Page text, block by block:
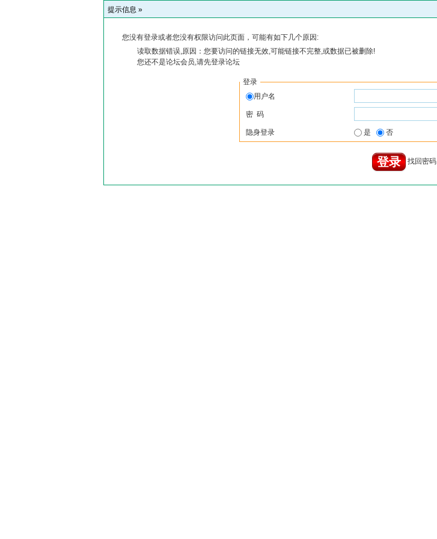
提示信息 »
您没有登录或者您没有权限访问此页面，可能有如下几个原因:
读取数据错误,原因：您要访问的链接无效,可能链接不完整,或数据已被删除!
您还不是论坛会员,请先登录论坛
登录
用户名
密 码
隐身登录 是 否
找回密码